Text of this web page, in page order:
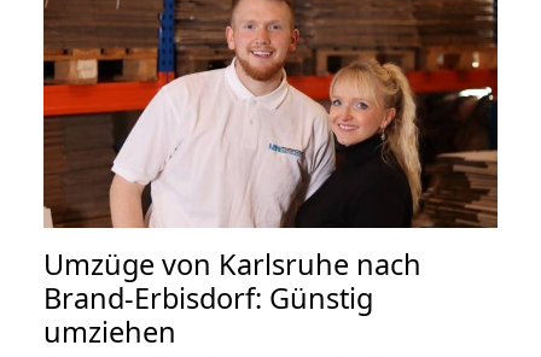
Umzüge von Karlsruhe nach
Brand-Erbisdorf: Günstig
umziehen